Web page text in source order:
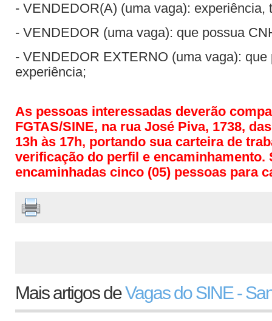
- VENDEDOR(A) (uma vaga): experiência,
- VENDEDOR (uma vaga): que possua
- VENDEDOR EXTERNO (uma vaga): que
experiência;
As pessoas interessadas deverão
FGTAS/SINE, na rua José Piva, 1738,
13h às 17h, portando sua carteira de
verificação do perfil e encaminhamento.
encaminhadas cinco (05) pessoas para
Mais artigos deVagas do SINE -